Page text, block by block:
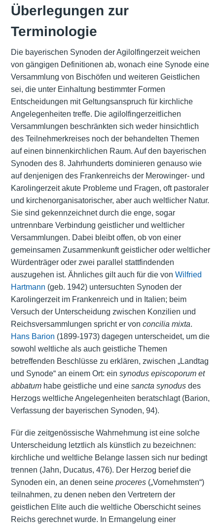
Überlegungen zur
Terminologie
Die bayerischen Synoden der Agilolfingerzeit weichen
von gängigen Definitionen ab, wonach eine Synode eine
Versammlung von Bischöfen und weiteren Geistlichen
sei, die unter Einhaltung bestimmter Formen
Entscheidungen mit Geltungsanspruch für kirchliche
Angelegenheiten treffe. Die agilolfingerzeitlichen
Versammlungen beschränkten sich weder hinsichtlich
des Teilnehmerkreises noch der behandelten Themen
auf einen binnenkirchlichen Raum. Auf den bayerischen
Synoden des 8. Jahrhunderts dominieren genauso wie
auf denjenigen des Frankenreichs der Merowinger- und
Karolingerzeit akute Probleme und Fragen, oft pastoraler
und kirchenorganisatorischer, aber auch weltlicher Natur.
Sie sind gekennzeichnet durch die enge, sogar
untrennbare Verbindung geistlicher und weltlicher
Versammlungen. Dabei bleibt offen, ob von einer
gemeinsamen Zusammenkunft geistlicher oder weltlicher
Würdenträger oder zwei parallel stattfindenden
auszugehen ist. Ähnliches gilt auch für die von Wilfried
Hartmann (geb. 1942) untersuchten Synoden der
Karolingerzeit im Frankenreich und in Italien; beim
Versuch der Unterscheidung zwischen Konzilien und
Reichsversammlungen spricht er von concilia mixta.
Hans Barion (1899-1973) dagegen unterscheidet, um die
sowohl weltliche als auch geistliche Themen
betreffenden Beschlüsse zu erklären, zwischen „Landtag
und Synode“ an einem Ort: ein synodus episcoporum et
abbatumhabe geistliche und eine sancta synodusdes
Herzogs weltliche Angelegenheiten beratschlagt (Barion,
Verfassung der bayerischen Synoden, 94).
Für die zeitgenössische Wahrnehmung ist eine solche
Unterscheidung letztlich als künstlich zu bezeichnen:
kirchliche und weltliche Belange lassen sich nur bedingt
trennen (Jahn, Ducatus, 476). Der Herzog berief die
Synoden ein, an denen seine proceres(„Vornehmsten“)
teilnahmen, zu denen neben den Vertretern der
geistlichen Elite auch die weltliche Oberschicht seines
Reichs gerechnet wurde. In Ermangelung einer